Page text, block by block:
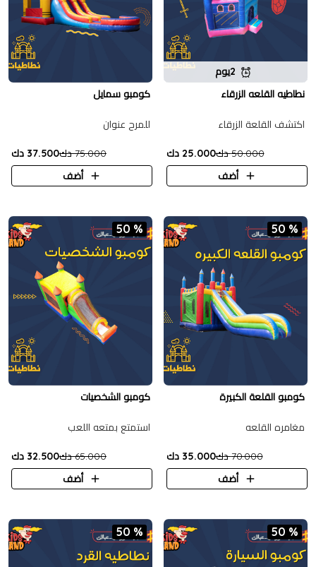
2يوم
نطاطيه القلعه الزرقاء
اكتشف القلعة الزرقاء
50.000 دك
25.000 دك
أضف
كومبو سمايل
للمرح عنوان
75.000 دك
37.500 دك
أضف
50 %
كومبو القلعة الكبيرة
مغامره القلعه
70.000 دك
35.000 دك
أضف
50 %
كومبو الشخصيات
استمتع بمتعه اللعب
65.000 دك
32.500 دك
أضف
50 %
50 %